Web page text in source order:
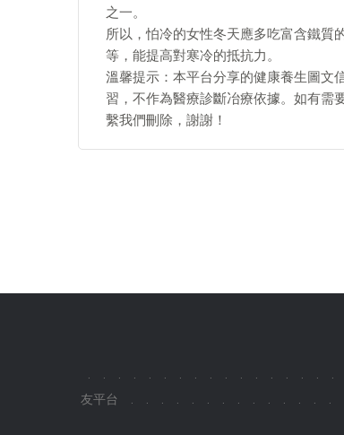
之一。
所以，怕冷的女性冬天應多吃富含鐵質
等，能提高對寒冷的抵抗力。
溫馨提示：本平台分享的健康養生圖文
習，不作為醫療診斷冶療依據。如有需
繫我們刪除，謝謝！
友平台